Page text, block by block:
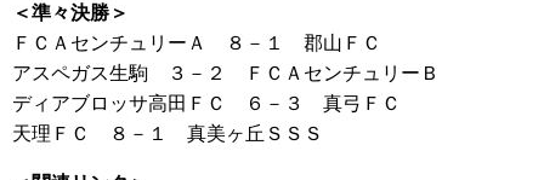
＜準々決勝＞
ＦＣＡセンチュリーＡ ８－１ 郡山ＦＣ
アスペガス生駒 ３－２ ＦＣＡセンチュリーＢ
ディアブロッサ高田ＦＣ ６－３ 真弓ＦＣ
天理ＦＣ ８－１ 真美ヶ丘ＳＳＳ